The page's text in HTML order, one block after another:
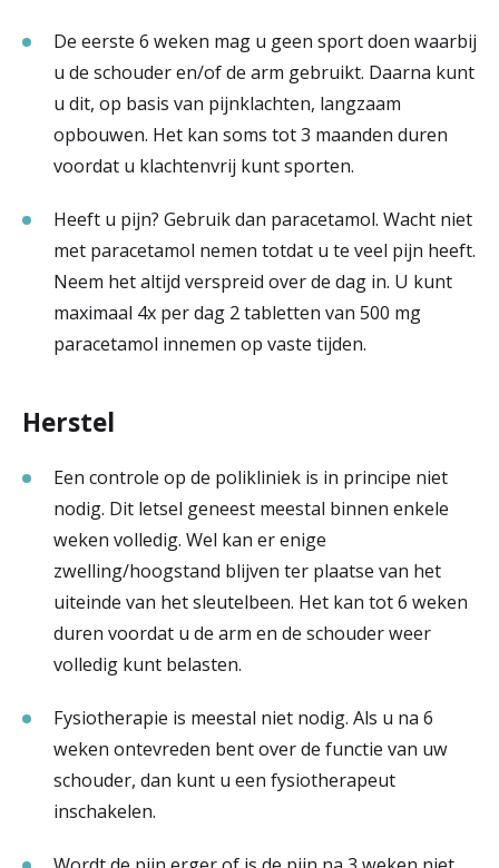
De eerste 6 weken mag u geen sport doen waarbij
u de schouder en/of de arm gebruikt. Daarna kunt
u dit, op basis van pijnklachten, langzaam
opbouwen. Het kan soms tot 3 maanden duren
voordat u klachtenvrij kunt sporten.
Heeft u pijn? Gebruik dan paracetamol. Wacht niet
met paracetamol nemen totdat u te veel pijn heeft.
Neem het altijd verspreid over de dag in. U kunt
maximaal 4x per dag 2 tabletten van 500 mg
paracetamol innemen op vaste tijden.
Herstel
Een controle op de polikliniek is in principe niet
nodig. Dit letsel geneest meestal binnen enkele
weken volledig. Wel kan er enige
zwelling/hoogstand blijven ter plaatse van het
uiteinde van het sleutelbeen. Het kan tot 6 weken
duren voordat u de arm en de schouder weer
volledig kunt belasten.
Fysiotherapie is meestal niet nodig. Als u na 6
weken ontevreden bent over de functie van uw
schouder, dan kunt u een fysiotherapeut
inschakelen.